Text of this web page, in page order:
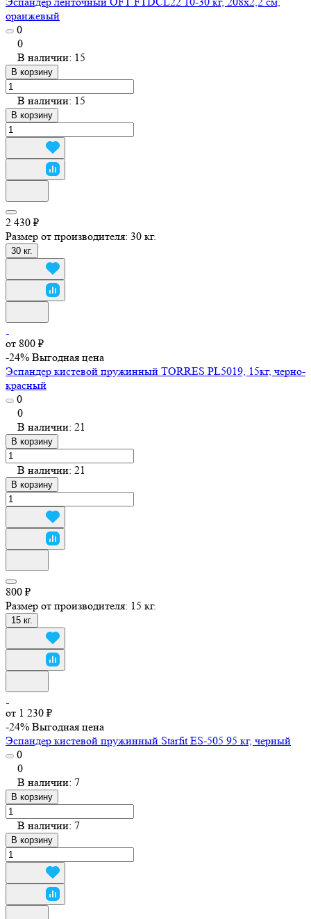
оранжевый
0
0
В наличии: 15
В корзину
В наличии: 15
В корзину
2 430 ₽
Размер от производителя: 30 кг.
30 кг.
от 800 ₽
-24% Выгодная цена
Эспандер кистевой пружинный TORRES PL5019, 15кг, черно-
красный
0
0
В наличии: 21
В корзину
В наличии: 21
В корзину
800 ₽
Размер от производителя: 15 кг.
15 кг.
от 1 230 ₽
-24% Выгодная цена
Эспандер кистевой пружинный Starfit ES-505 95 кг, черный
0
0
В наличии: 7
В корзину
В наличии: 7
В корзину